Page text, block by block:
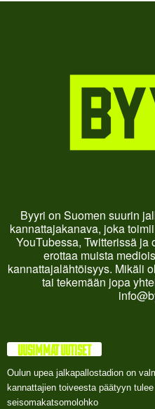
Byyri on Suomen suurin
kannattajakanava, joka
YouTubessa, Twitterissä
erottaa muista
kannattajalähtöisyys. Mikäli
tai tekemään jopa
UUSIMMAT UUTISET
Oulun upea jalkapallostadion on
kannattajien toiveesta päätyyn
seisomakatsomolohko